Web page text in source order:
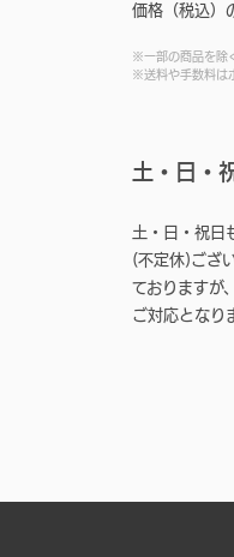
価格（税込）
※一部の商品を除
※送料や手数料は
土・日・
土・日・祝日
(不定休)ござ
ておりますが
ご対応となり